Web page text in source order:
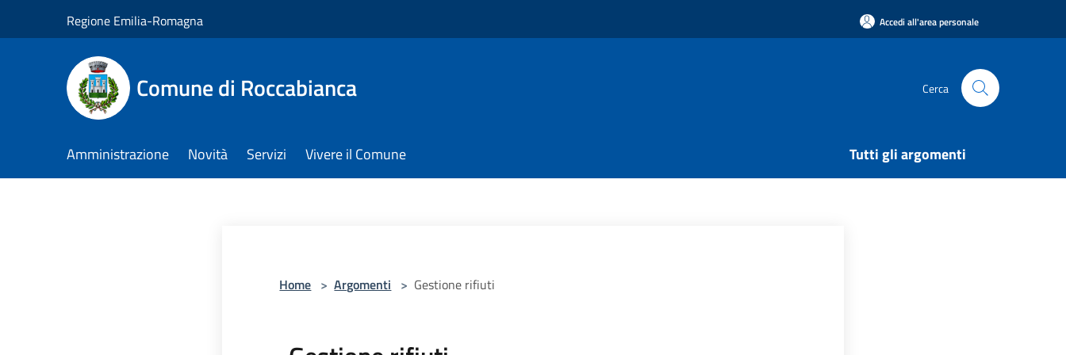
Regione Emilia-Romagna Accedi all'area personale
Comune di Roccabianca Cerca
Amministrazione Novità Servizi Vivere il Comune Tutti gli argomenti
Home > Argomenti > Gestione rifiuti